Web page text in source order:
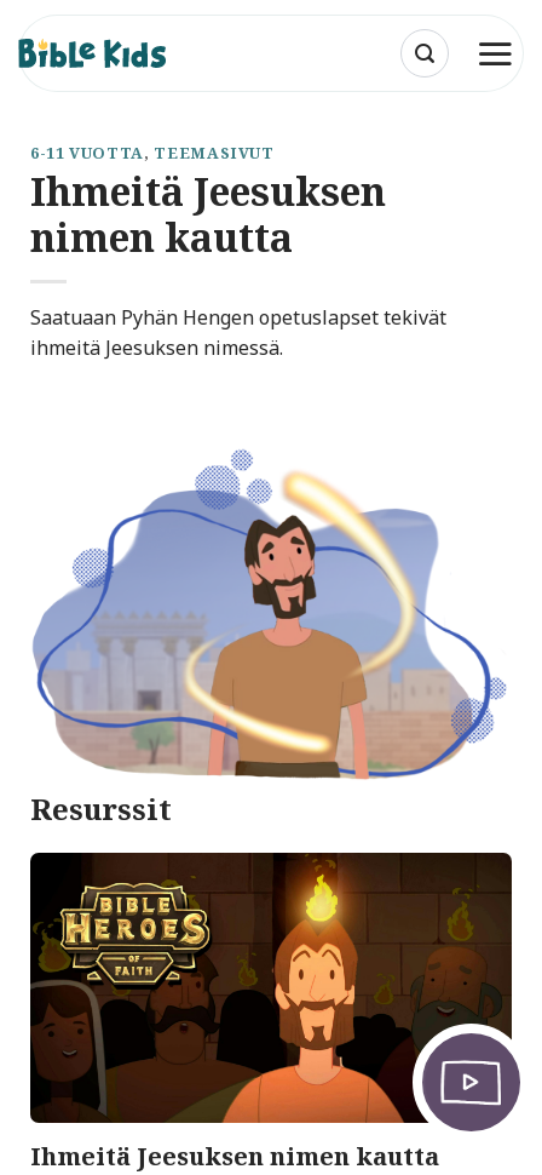
content
6-11 VUOTTA, TEEMASIVUT
Ihmeitä Jeesuksen
nimen kautta
Saatuaan Pyhän Hengen opetuslapset tekivät
ihmeitä Jeesuksen nimessä.
Resurssit
Ihmeitä Jeesuksen nimen kautta